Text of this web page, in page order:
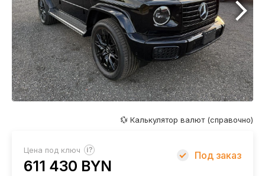
ЛИЗИНГ
НОВОСТИ
ОТЗЫВЫ
ВАКАНСИИ
КОНТАКТЫ
💱 Калькулятор валют (справочно)
Цена под ключ ?
611 430 BYN
Под заказ